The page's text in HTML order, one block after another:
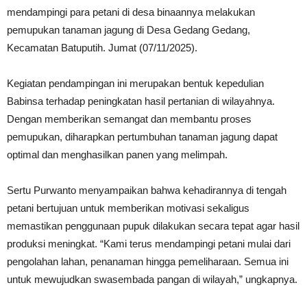
mendampingi para petani di desa binaannya melakukan
pemupukan tanaman jagung di Desa Gedang Gedang,
Kecamatan Batuputih. Jumat (07/11/2025).
Kegiatan pendampingan ini merupakan bentuk kepedulian
Babinsa terhadap peningkatan hasil pertanian di wilayahnya.
Dengan memberikan semangat dan membantu proses
pemupukan, diharapkan pertumbuhan tanaman jagung dapat
optimal dan menghasilkan panen yang melimpah.
Sertu Purwanto menyampaikan bahwa kehadirannya di tengah
petani bertujuan untuk memberikan motivasi sekaligus
memastikan penggunaan pupuk dilakukan secara tepat agar hasil
produksi meningkat. “Kami terus mendampingi petani mulai dari
pengolahan lahan, penanaman hingga pemeliharaan. Semua ini
untuk mewujudkan swasembada pangan di wilayah,” ungkapnya.